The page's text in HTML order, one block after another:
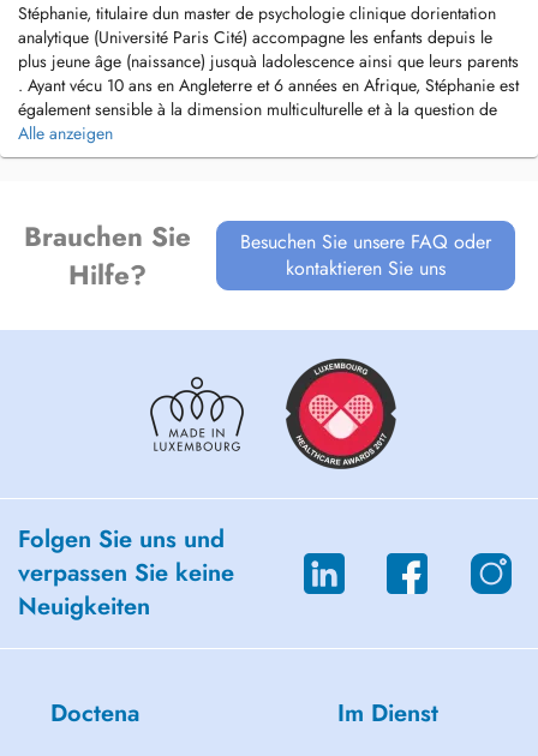
Stéphanie, titulaire dun master de psychologie clinique dorientation
analytique (Université Paris Cité) accompagne les enfants depuis le
plus jeune âge (naissance) jusquà ladolescence ainsi que leurs parents
. Ayant vécu 10 ans en Angleterre et 6 années en Afrique, Stéphanie est
également sensible à la dimension multiculturelle et à la question de
lexpatriation.
Enfin, elle est formée pour accompagner les traumatismes psychiques
Alle anzeigen
Brauchen Sie
Hilfe?
Besuchen Sie unsere FAQ oder
kontaktieren Sie uns
Folgen Sie uns und
verpassen Sie keine
Neuigkeiten
Doctena Im Dienst